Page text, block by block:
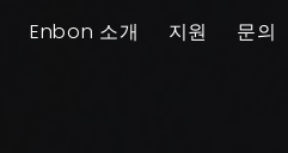
Enbon 소개 지원 문의